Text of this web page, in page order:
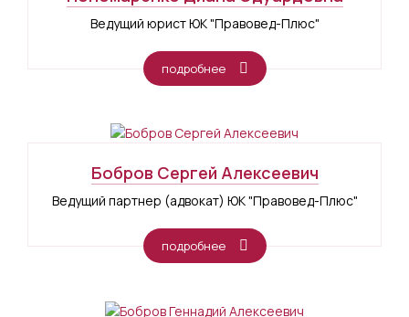
Ведущий юрист ЮК "Правовед-Плюс"
подробнее
Бобров Сергей Алексеевич
Ведущий партнер (адвокат) ЮК "Правовед-Плюс"
подробнее